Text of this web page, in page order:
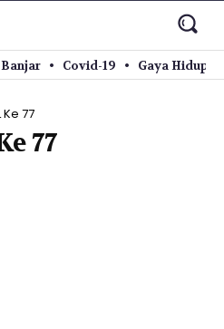
Banjar Covid-19 Gaya Hidup
Ke 77
77